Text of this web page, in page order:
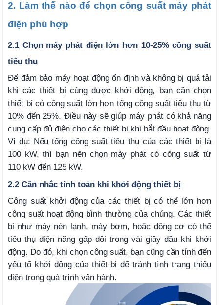
2. Làm thế nào để chọn công suất máy phát
điện phù hợp
2.1 Chọn máy phát điện lớn hơn 10-25% công suất
tiêu thụ
Để đảm bảo máy hoạt động ổn định và không bị quá tải
khi các thiết bị cùng được khởi động, bạn cần chọn
thiết bị có công suất lớn hơn tổng công suất tiêu thụ từ
10% đến 25%. Điều này sẽ giúp máy phát có khả năng
cung cấp đủ điện cho các thiết bị khi bắt đầu hoạt động.
Ví dụ: Nếu tổng công suất tiêu thụ của các thiết bị là
100 kW, thì bạn nên chọn máy phát có công suất từ
110 kW đến 125 kW.
2.2 Cân nhắc tính toán khi khởi động thiết bị
Công suất khởi động của các thiết bị có thể lớn hơn
công suất hoạt động bình thường của chúng. Các thiết
bị như máy nén lạnh, máy bơm, hoặc động cơ có thể
tiêu thụ điện năng gấp đôi trong vài giây đầu khi khởi
động. Do đó, khi chọn công suất, bạn cũng cần tính đến
yếu tố khởi động của thiết bị để tránh tình trạng thiếu
điện trong quá trình vận hành.